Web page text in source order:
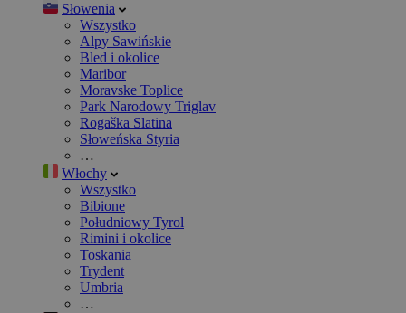
Słowenia
Wszystko
Alpy Sawińskie
Bled i okolice
Maribor
Moravske Toplice
Park Narodowy Triglav
Rogaška Slatina
Słoweńska Styria
…
Włochy
Wszystko
Bibione
Południowy Tyrol
Rimini i okolice
Toskania
Trydent
Umbria
…